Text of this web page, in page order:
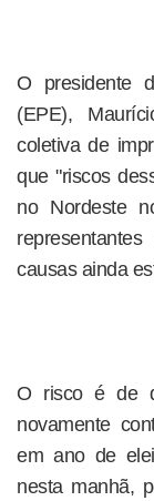
O presidente
(EPE),
coletiva de
que "riscos
no Nordeste
causas ainda
O risco é de
novamente
em ano de
nesta manhã,